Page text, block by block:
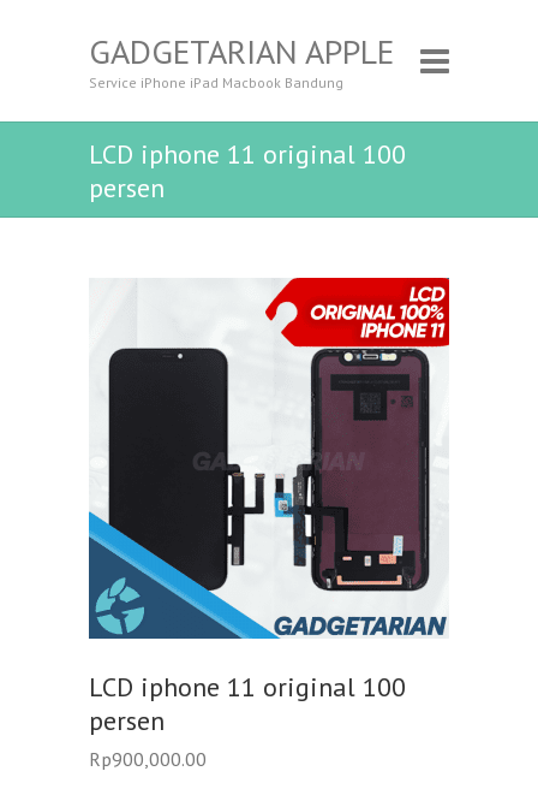
GADGETARIAN APPLE
Service iPhone iPad Macbook Bandung
LCD iphone 11 original 100
persen
LCD iphone 11 original 100
persen
Rp900,000.00